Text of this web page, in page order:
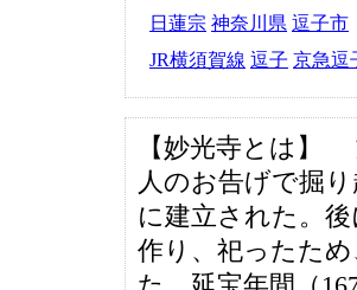
日蓮宗 神奈川県 逗子市
JR横須賀線 逗子 京急逗
【妙光寺とは】
人のお告げで掘
に建立された。
作り、祀ったた